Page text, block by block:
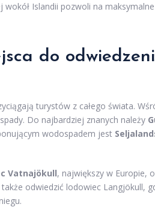
Islandii pozwoli na
do
turystów z całego świata.
Do najbardziej znanych należy
wodospadem jest
Vatnajökull, największy w Europie,
odwiedzić lodowiec Langjökull,